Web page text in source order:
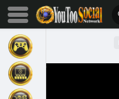
Sfoglia gli eventi